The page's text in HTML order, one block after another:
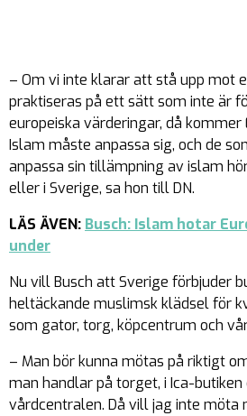
– Om vi inte klarar att stå upp mot
praktiseras på ett sätt som inte är
europeiska värderingar, då
Islam måste anpassa sig, och de
anpassa sin tillämpning av islam
eller i Sverige, sa hon till DN.
LÄS ÄVEN: Busch: Islam hotar
under
Nu vill Busch att Sverige förbjuder
heltäckande muslimsk klädsel för
som gator, torg, köpcentrum och
– Man bör kunna mötas på riktigt
man handlar på torget, i Ica-
vårdcentralen. Då vill jag inte möta